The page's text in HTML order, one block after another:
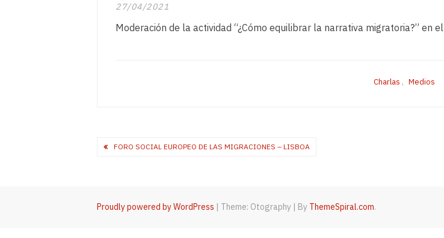
27/04/2021
Moderación de la actividad “¿Cómo equilibrar la narrativa migratoria?” en el
Charlas , Medios
Post
FORO SOCIAL EUROPEO DE LAS MIGRACIONES – LISBOA
Proudly powered by WordPress | Theme: Otography | By ThemeSpiral.com.